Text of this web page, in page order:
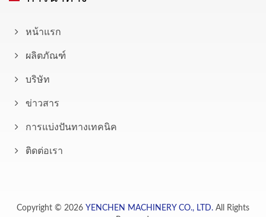
หน้าแรก
ผลิตภัณฑ์
บริษัท
ข่าวสาร
การแบ่งปันทางเทคนิค
ติดต่อเรา
Copyright © 2026 YENCHEN MACHINERY CO., LTD. All Rights